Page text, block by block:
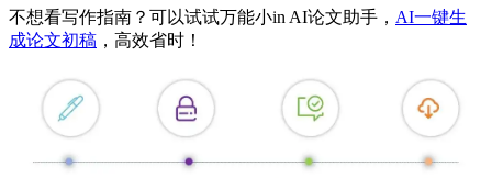
不想看写作指南？可以试试万能小in AI论文助手， AI一键生
成论文初稿 ，高效省时！